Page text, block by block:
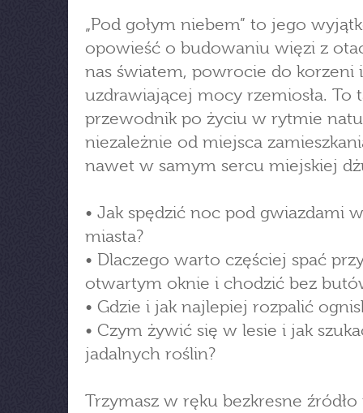
„Pod gołym niebem” to jego
opowieść o budowaniu więzi z
nas światem, powrocie do korzeni i
uzdrawiającej mocy rzemiosła. To
przewodnik po życiu w rytmie
niezależnie od miejsca
nawet w samym sercu miejskiej
• Jak spędzić noc pod gwiazdami
miasta?
• Dlaczego warto częściej spać
otwartym oknie i chodzić bez
• Gdzie i jak najlepiej rozpalić
• Czym żywić się w lesie i jak
jadalnych roślin?
Trzymasz w ręku bezkresne źródło